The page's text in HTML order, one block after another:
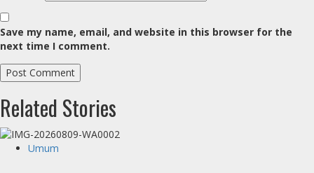
Save my name, email, and website in this browser for the
next time I comment.
Related Stories
Umum